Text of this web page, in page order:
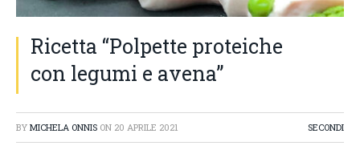
Ricetta “Polpette proteiche
con legumi e avena”
BY MICHELA ONNIS ON 20 APRILE 2021 SECONDI